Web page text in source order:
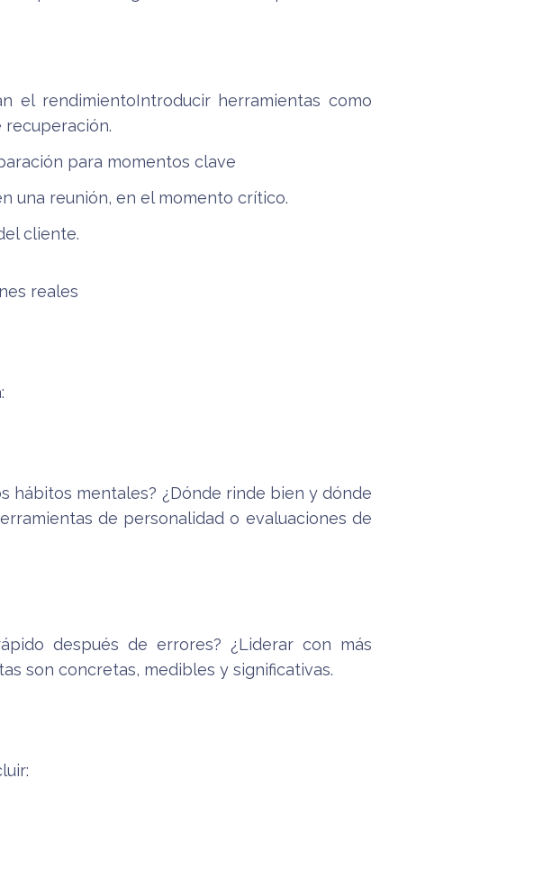
el rendimientoIntroducir herramientas como
recuperación.
para momentos clave
una reunión, en el momento crítico.
cliente.
reales
hábitos mentales? ¿Dónde rinde bien y dónde
de personalidad o evaluaciones de
después de errores? ¿Liderar con más
son concretas, medibles y significativas.